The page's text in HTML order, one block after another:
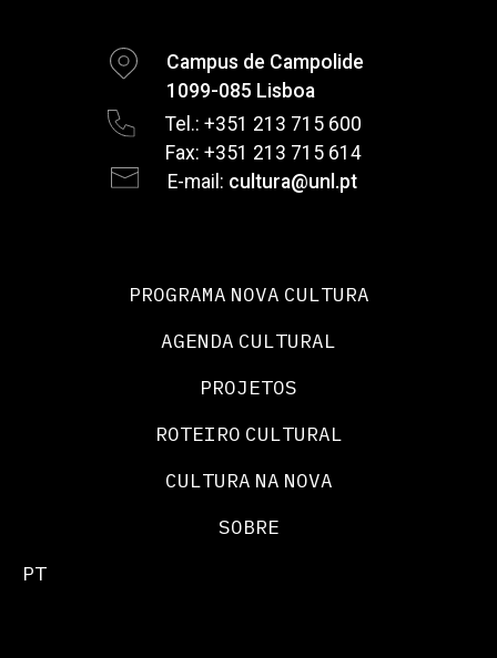
Campus de Campolide
1099-085 Lisboa
Tel.: +351 213 715 600
Fax: +351 213 715 614
E-mail: cultura@unl.pt
PROGRAMA NOVA CULTURA
AGENDA CULTURAL
PROJETOS
ROTEIRO CULTURAL
CULTURA NA NOVA
SOBRE
PT